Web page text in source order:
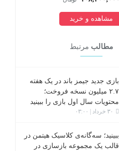
مشاهده و خرید
مطالب مرتبط
بازی جدید جیمز باند در یک هفته
۲.۷ میلیون نسخه فروخت؛
محتویات سال اول بازی را ببینید
۳۰ خرداد | ۰۳:۰۰
ببینید؛ سه‌گانه‌ی کلاسیک هیتمن در
قالب یک مجموعه بازسازی در